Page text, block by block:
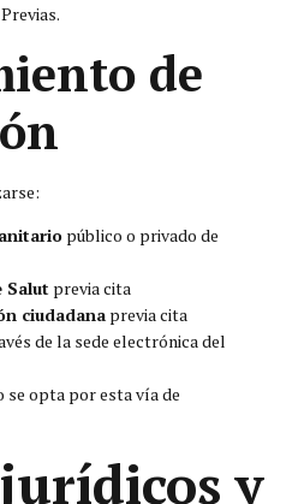
de
público o privado de
Salut previa cita
ciudadana previa cita
de la sede electrónica del
se opta por esta vía de
y